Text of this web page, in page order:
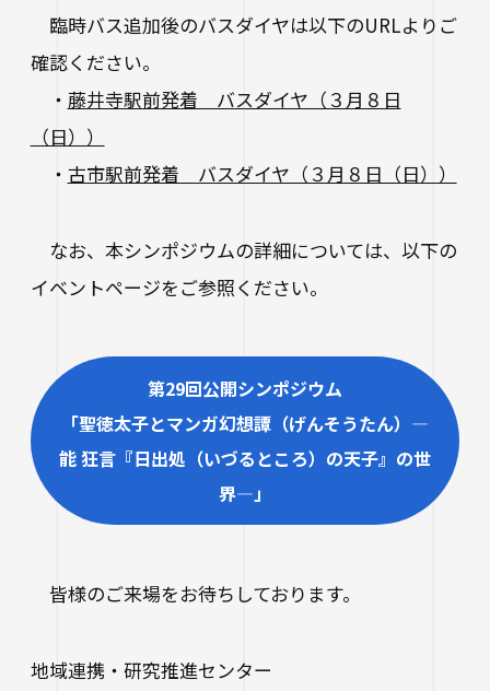
大学施設の貸出について
大学広報・報道関係
Webシラバス科目一覧
スクールバス
駐車場利用
アルバイト紹介
落とし物・忘れ物
卒業生の就職支援について
人事採用ご担当の方へ
社会連携
地域連携・研究推進センター
自治体・企業・団体との連携協定一覧
みらい科学教育推進室
看護実践開発研究センター ～実施プログラム
生涯学習・公開講座
たいし塾
海外派遣の安全対策
LINE
臨時バス追加後のバスダイヤは以下のURLよりご
確認ください。
・ 藤井寺駅前発着 バスダイヤ（３月８日
（日））
・ 古市駅前発着 バスダイヤ（３月８日（日））
なお、本シンポジウムの詳細については、以下の
イベントページをご参照ください。
第29回公開シンポジウム
「聖徳太子とマンガ幻想譚（げんそうたん）―
能 狂言『日出処（いづるところ）の天子』の世
界―」
皆様のご来場をお待ちしております。
地域連携・研究推進センター